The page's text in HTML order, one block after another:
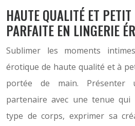
HAUTE QUALITÉ ET
PARFAITE EN LINGERIE
Sublimer les moments
érotique de haute qualité et à
portée de main.
partenaire avec une tenue qui
type de corps, exprimer sa